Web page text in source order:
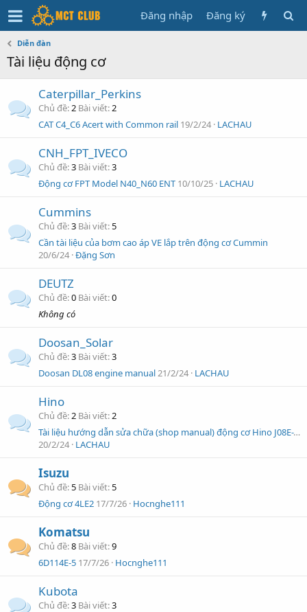
Đăng nhập Đăng ký
Diễn đàn
Tài liệu động cơ
Caterpillar_Perkins
Chủ đề 2 Bài viết 2
CAT C4_C6 Acert with Common rail 19/2/24 LACHAU
CNH_FPT_IVECO
Chủ đề 3 Bài viết 3
Động cơ FPT Model N40_N60 ENT 10/10/25 LACHAU
Cummins
Chủ đề 3 Bài viết 5
Cần tài liệu của bơm cao áp VE lắp trên động cơ Cummin
20/6/24 Đặng Sơn
DEUTZ
Chủ đề 0 Bài viết 0
Không có
Doosan_Solar
Chủ đề 3 Bài viết 3
Doosan DL08 engine manual21/2/24 LACHAU
Hino
Chủ đề 2 Bài viết 2
Tài liệu hướng dẫn sửa chữa (shop manual) động cơ Hino J08E-TM
20/2/24 LACHAU
Isuzu
Chủ đề 5 Bài viết 5
Động cơ 4LE2 17/7/26 Hocnghe111
Komatsu
Chủ đề 8 Bài viết 9
6D114E-5 17/7/26 Hocnghe111
Kubota
Chủ đề 3 Bài viết 3